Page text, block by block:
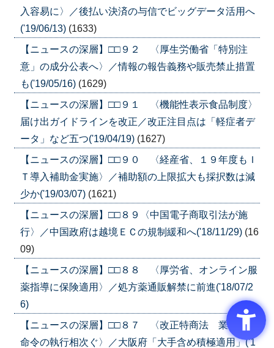
入容易に〉／後払い決済の与信でビッグデータ活用へ
('19/06/13) (1633)
【ニュースの深層】□□９２ 〈厚生労働省「特別注
意」の成分公表へ〉／情報の報告義務や販売禁止措置
も('19/05/16) (1629)
【ニュースの深層】□□９１ 〈機能性表示食品制度〉
届け出ガイドラインを改正／改正注目点は「軽症者デ
ータ」など五つ('19/04/19) (1627)
【ニュースの深層】□□９０ 〈経産省、１９年度もＩ
Ｔ導入補助金実施〉／補助額の上限拡大も採択数は減
少か('19/03/07) (1621)
【ニュースの深層】□□８９〈中国電子商取引法が施
行〉／中国政府は越境ＥＣの規制緩和へ('18/11/29) (16
09)
【ニュースの深層】□□８８ 〈厚労省、オンライン服
薬指導に保険適用〉／処方薬通販解禁に前進('18/07/2
6)
【ニュースの深層】□□８７ 〈改正特商法 業務禁止
命令の執行相次ぐ〉／大阪府「大手含め積極適用」('1